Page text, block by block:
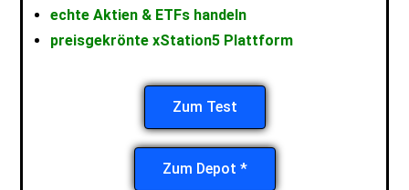
echte Aktien & ETFs handeln
preisgekrönte xStation5 Plattform
Zum Test
Zum Depot *